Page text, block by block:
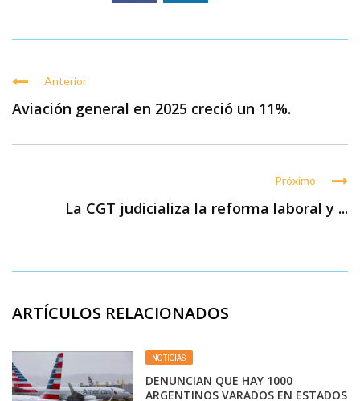
Anterior
Aviación general en 2025 creció un 11%.
Próximo
La CGT judicializa la reforma laboral y ...
ARTÍCULOS RELACIONADOS
NOTICIAS
DENUNCIAN QUE HAY 1000
ARGENTINOS VARADOS EN ESTADOS